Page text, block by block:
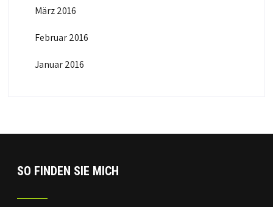
März 2016
Februar 2016
Januar 2016
SO FINDEN SIE MICH